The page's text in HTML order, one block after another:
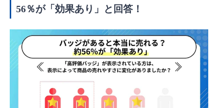
56％が「効果あり」と回答！